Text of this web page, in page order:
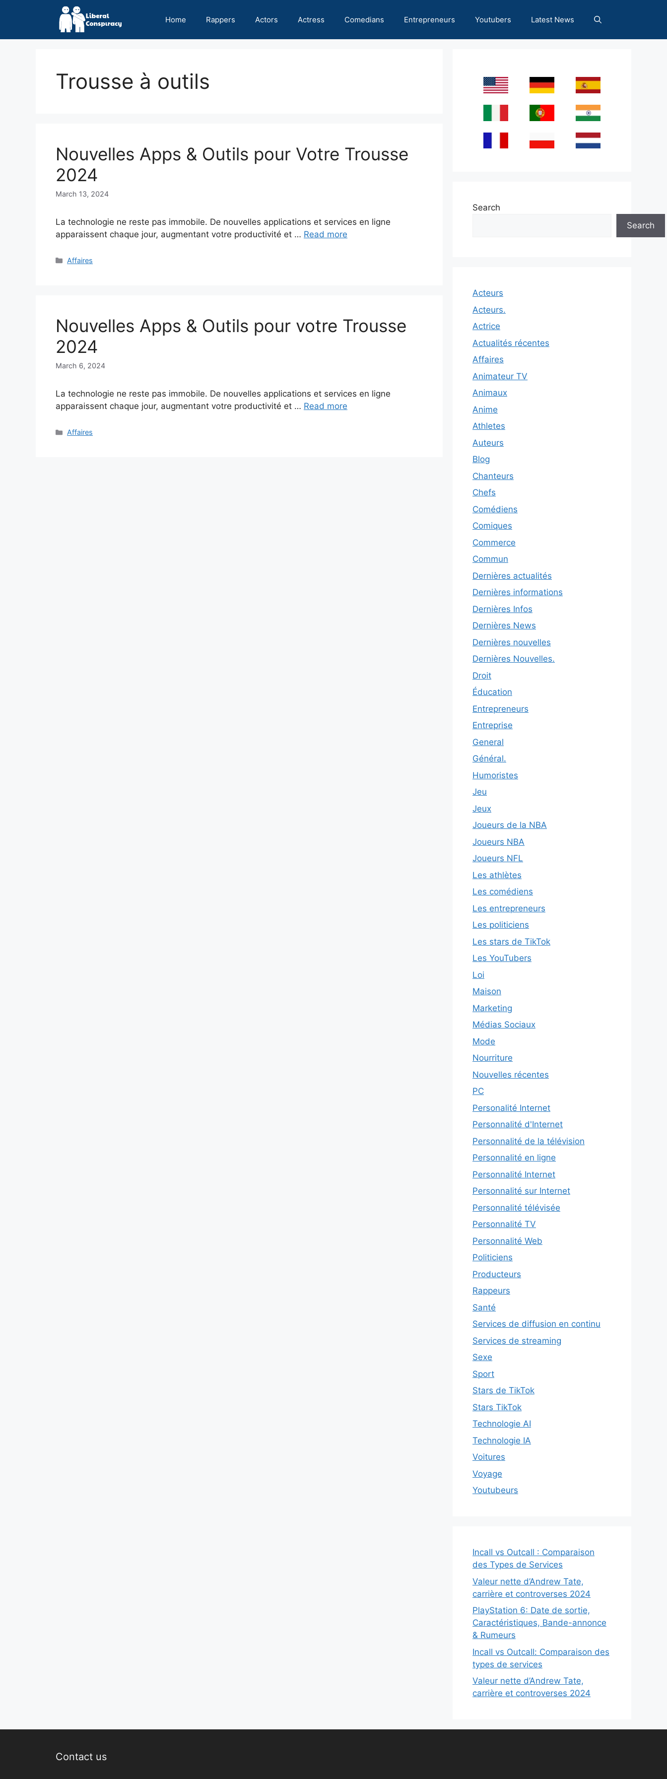
Home Rappers Actors Actress Comedians Entrepreneurs Youtubers Latest News
Trousse à outils
Nouvelles Apps & Outils pour Votre Trousse
2024
March 13, 2024
La technologie ne reste pas immobile. De nouvelles applications et services en ligne
apparaissent chaque jour, augmentant votre productivité et … Read more
Categories
Affaires
Nouvelles Apps & Outils pour votre Trousse
2024
March 6, 2024
La technologie ne reste pas immobile. De nouvelles applications et services en ligne
apparaissent chaque jour, augmentant votre productivité et … Read more
Categories
Affaires
Search
Search
Acteurs
Acteurs.
Actrice
Actualités récentes
Affaires
Animateur TV
Animaux
Anime
Athletes
Auteurs
Blog
Chanteurs
Chefs
Comédiens
Comiques
Commerce
Commun
Dernières actualités
Dernières informations
Dernières Infos
Dernières News
Dernières nouvelles
Dernières Nouvelles.
Droit
Éducation
Entrepreneurs
Entreprise
General
Général.
Humoristes
Jeu
Jeux
Joueurs de la NBA
Joueurs NBA
Joueurs NFL
Les athlètes
Les comédiens
Les entrepreneurs
Les politiciens
Les stars de TikTok
Les YouTubers
Loi
Maison
Marketing
Médias Sociaux
Mode
Nourriture
Nouvelles récentes
PC
Personalité Internet
Personnalité d'Internet
Personnalité de la télévision
Personnalité en ligne
Personnalité Internet
Personnalité sur Internet
Personnalité télévisée
Personnalité TV
Personnalité Web
Politiciens
Producteurs
Rappeurs
Santé
Services de diffusion en continu
Services de streaming
Sexe
Sport
Stars de TikTok
Stars TikTok
Technologie AI
Technologie IA
Voitures
Voyage
Youtubeurs
Incall vs Outcall : Comparaison
des Types de Services
Valeur nette d’Andrew Tate,
carrière et controverses 2024
PlayStation 6: Date de sortie,
Caractéristiques, Bande-annonce
& Rumeurs
Incall vs Outcall: Comparaison des
types de services
Valeur nette d’Andrew Tate,
carrière et controverses 2024
Contact us